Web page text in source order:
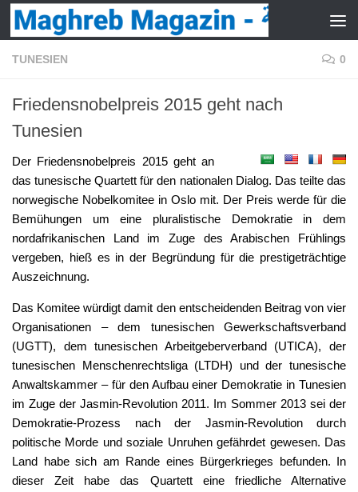
Zum Inhalt springen
TUNESIEN 0
Friedensnobelpreis 2015 geht nach
Tunesien
Der Friedensnobelpreis 2015 geht an
das tunesische Quartett für den nationalen Dialog. Das teilte das
norwegische Nobelkomitee in Oslo mit. Der Preis werde für die
Bemühungen um eine pluralistische Demokratie in dem
nordafrikanischen Land im Zuge des Arabischen Frühlings
vergeben, hieß es in der Begründung für die prestigeträchtige
Auszeichnung.
Das Komitee würdigt damit den entscheidenden Beitrag von vier
Organisationen – dem tunesischen Gewerkschaftsverband
(UGTT), dem tunesischen Arbeitgeberverband (UTICA), der
tunesischen Menschenrechtsliga (LTDH) und der tunesische
Anwaltskammer – für den Aufbau einer Demokratie in Tunesien
im Zuge der Jasmin-Revolution 2011. Im Sommer 2013 sei der
Demokratie-Prozess nach der Jasmin-Revolution durch
politische Morde und soziale Unruhen gefährdet gewesen. Das
Land habe sich am Rande eines Bürgerkrieges befunden. In
dieser Zeit habe das Quartett eine friedliche Alternative